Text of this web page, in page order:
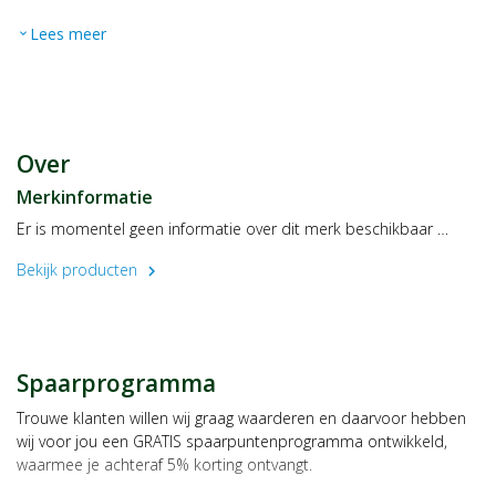
expand_more Lees meer
Over
Merkinformatie
Er is momentel geen informatie over dit merk beschikbaar …
Bekijk producten
chevron_right
Spaarprogramma
Trouwe klanten willen wij graag waarderen en daarvoor hebben
wij voor jou een GRATIS spaarpuntenprogramma ontwikkeld,
waarmee je achteraf 5% korting ontvangt.